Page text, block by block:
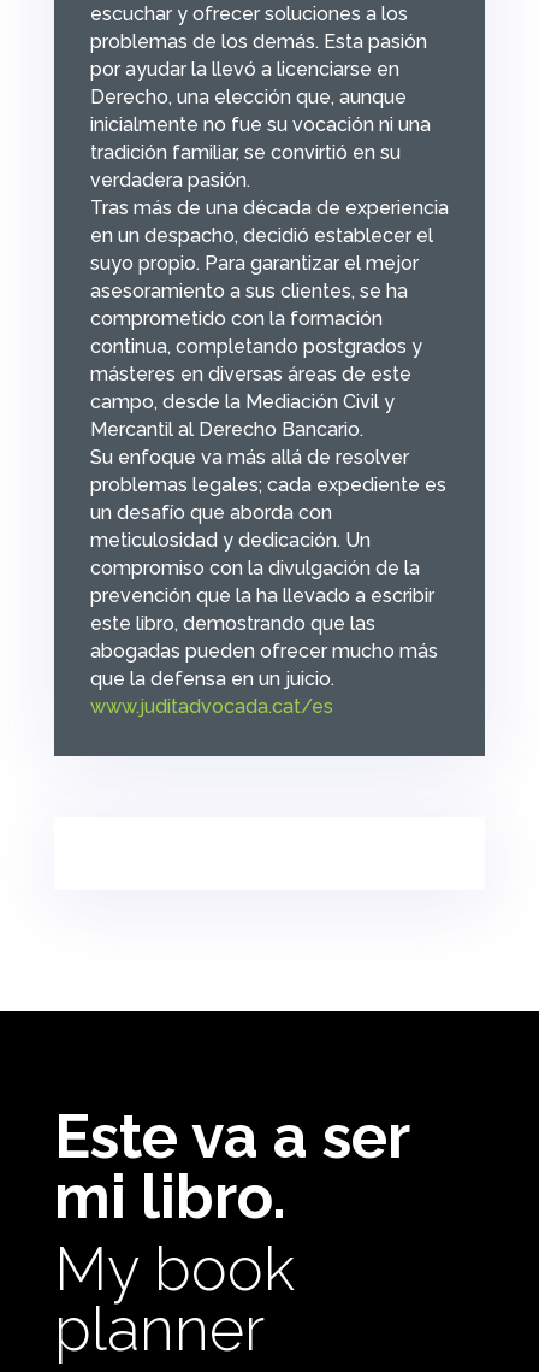
escuchar y ofrecer soluciones a los
problemas de los demás. Esta pasión
por ayudar la llevó a licenciarse en
Derecho, una elección que, aunque
inicialmente no fue su vocación ni una
tradición familiar, se convirtió en su
verdadera pasión.
Tras más de una década de experiencia
en un despacho, decidió establecer el
suyo propio. Para garantizar el mejor
asesoramiento a sus clientes, se ha
comprometido con la formación
continua, completando postgrados y
másteres en diversas áreas de este
campo, desde la Mediación Civil y
Mercantil al Derecho Bancario.
Su enfoque va más allá de resolver
problemas legales; cada expediente es
un desafío que aborda con
meticulosidad y dedicación. Un
compromiso con la divulgación de la
prevención que la ha llevado a escribir
este libro, demostrando que las
abogadas pueden ofrecer mucho más
que la defensa en un juicio.
www.juditadvocada.cat/es
Este va a ser
mi libro.
My book
planner